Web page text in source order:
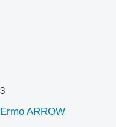
3
Ermo ARROW